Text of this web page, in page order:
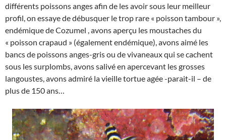
différents poissons anges afin de les avoir sous leur meilleur
profil, on essaye de débusquer le trop rare « poisson tambour »,
endémique de Cozumel , avons aperçu les moustaches du
« poisson crapaud » (également endémique), avons aimé les
bancs de poissons anges-gris ou de vivaneaux qui se cachent
sous les surplombs, avons salivé en apercevant les grosses
langoustes, avons admiré la vieille tortue agée -parait-il – de
plus de 150 ans…